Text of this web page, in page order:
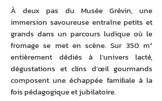
À deux pas du Musée Grévin, une
immersion savoureuse entraîne petits et
grands dans un parcours ludique où le
fromage se met en scène. Sur 350 m²
entièrement dédiés à l’univers lacté,
dégustations et clins d’œil gourmands
composent une échappée familiale à la
fois pédagogique et jubilatoire.